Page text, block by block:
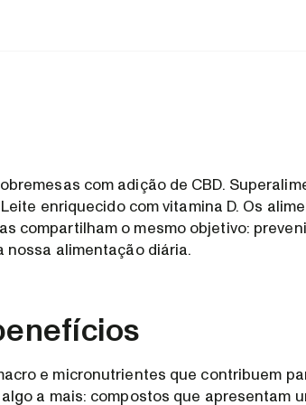
com adição de CBD.
enriquecido com vitamina D. Os
compartilham o mesmo objetivo:
nossa alimentação diária.
e micronutrientes que contribuem
a mais: compostos que apresentam